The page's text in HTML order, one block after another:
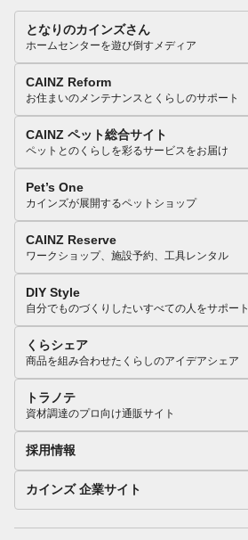
となりのカインズさん
ホームセンターを遊び倒すメディア
CAINZ Reform
お住まいのメンテナンスとくらしのサポート
CAINZ ペット総合サイト
ペットとのくらしを彩るサービスをお届け
Pet’s One
カインズが展開するペットショップ
CAINZ Reserve
ワークショップ、施設予約、工具レンタル
DIY Style
自分でものづくりしたいすべての人をサポート
くらシェア
商品を組み合わせたくらしのアイデアシェア
トラノテ
資材調達のプロ向け通販サイト
採用情報
カインズ 企業サイト